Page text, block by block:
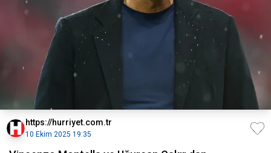
https://hurriyet.com.tr
10 Ekim 2025 19:35